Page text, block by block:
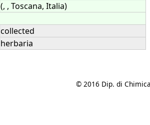
(, , Toscana, Italia)
collected
herbaria
© 2016 Dip. di